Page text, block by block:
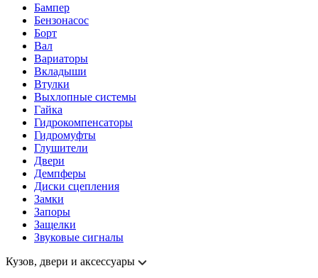
Бампер
Бензонасос
Борт
Вал
Вариаторы
Вкладыши
Втулки
Выхлопные системы
Гайка
Гидрокомпенсаторы
Гидромуфты
Глушители
Двери
Демпферы
Диски сцепления
Замки
Запоры
Защелки
Звуковые сигналы
Кузов, двери и аксессуары